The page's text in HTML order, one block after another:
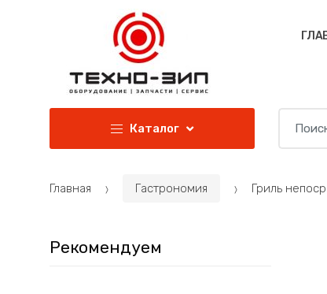
Перейти к навигации
Перейти к содержанию
Каталог
т
Главная Гастрономия Гриль
Рекомендуем